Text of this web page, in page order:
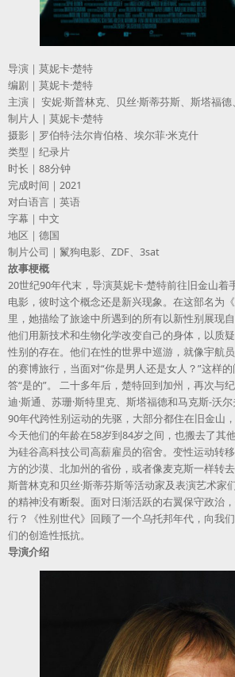
导演｜莫妮卡·楚特
编剧｜莫妮卡·楚特
主演｜ 安妮·斯普林克、贝丝·斯蒂芬斯、斯塔福德
制片人｜莫妮卡·楚特
摄影｜罗伯特·法尔肯伯格、埃尔菲·米克什
类型｜纪录片
时长｜88分钟
完成时间｜2021
对白语言｜英语
字幕｜中文
地区｜德国
制片公司｜鬣狗电影、ZDF、3sat
故事梗概
20世纪90年代末，导演莫妮卡·楚特前往旧金山着
电影，彼时这个概念还是新兴现象。在这部名为
里，她描绘了旅途中所遇到的所有以新性别展现
他们用新技术和生物化学改变自己的身体，以质
性别的存在。他们在性的世界中巡游，就像宇航
的赛博旅行，当面对“你是男人还是女人？”这样
答“是的”。 二十多年后，楚特回到加州，再次与
迪·斯通、苏珊·斯特里克、斯塔福德和马克斯-沃
90年代跨性别运动的先驱，大部分都住在旧金山
今天他们的年龄在58岁到84岁之间，也搬去了其
为硅谷高科技公司高薪雇员的宿舍。变性运动转
方的沙漠、北加州的省份，或者像麦克斯一样转
斯普林克和贝丝·斯蒂芬斯等活动家及表演艺术家
的精神没有断裂。面对日渐活跃的右翼保守政治
行？《性别世代》回顾了一个乌托邦年代，向我
们的创造性抵抗。
导演介绍